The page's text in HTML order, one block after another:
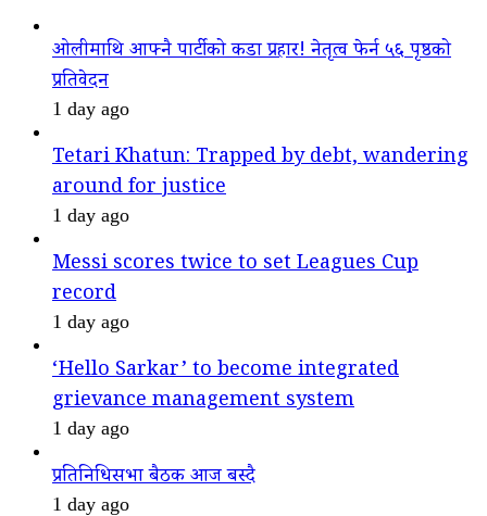
ओलीमाथि आफ्नै पार्टीको कडा प्रहार! नेतृत्व फेर्न ५६ पृष्ठको
प्रतिवेदन
1 day ago
Tetari Khatun: Trapped by debt, wandering
around for justice
1 day ago
Messi scores twice to set Leagues Cup
record
1 day ago
‘Hello Sarkar’ to become integrated
grievance management system
1 day ago
प्रतिनिधिसभा बैठक आज बस्दै
1 day ago